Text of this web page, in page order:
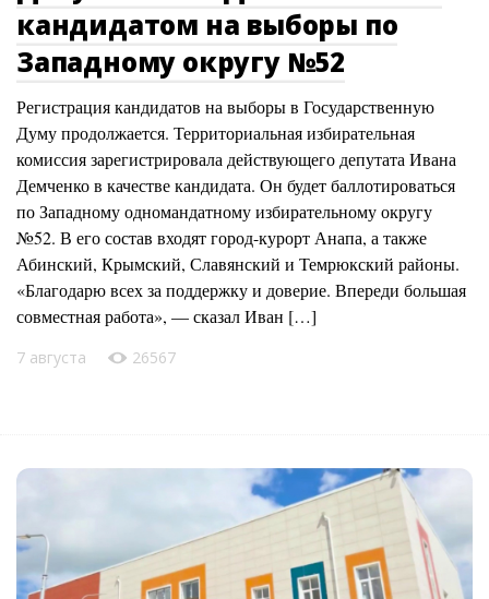
кандидатом на выборы по
Западному округу №52
Регистрация кандидатов на выборы в Государственную
Думу продолжается. Территориальная избирательная
комиссия зарегистрировала действующего депутата Ивана
Демченко в качестве кандидата. Он будет баллотироваться
по Западному одномандатному избирательному округу
№52. В его состав входят город-курорт Анапа, а также
Абинский, Крымский, Славянский и Темрюкский районы.
«Благодарю всех за поддержку и доверие. Впереди большая
совместная работа», — сказал Иван […]
7 августа 26567